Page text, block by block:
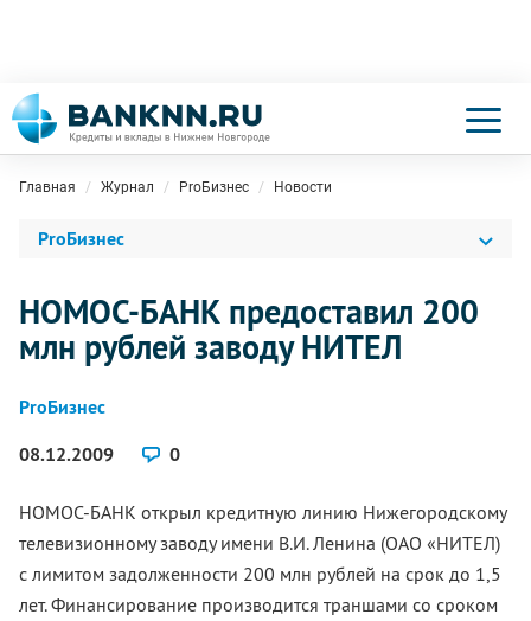
Главная Журнал ProБизнес Новости
ProБизнес
НОМОС-БАНК предоставил 200
млн рублей заводу НИТЕЛ
ProБизнес
08.12.2009
0
НОМОС-БАНК открыл кредитную линию Нижегородскому
телевизионному заводу имени В.И. Ленина (ОАО «НИТЕЛ)
с лимитом задолженности 200 млн рублей на срок до 1,5
лет. Финансирование производится траншами со сроком